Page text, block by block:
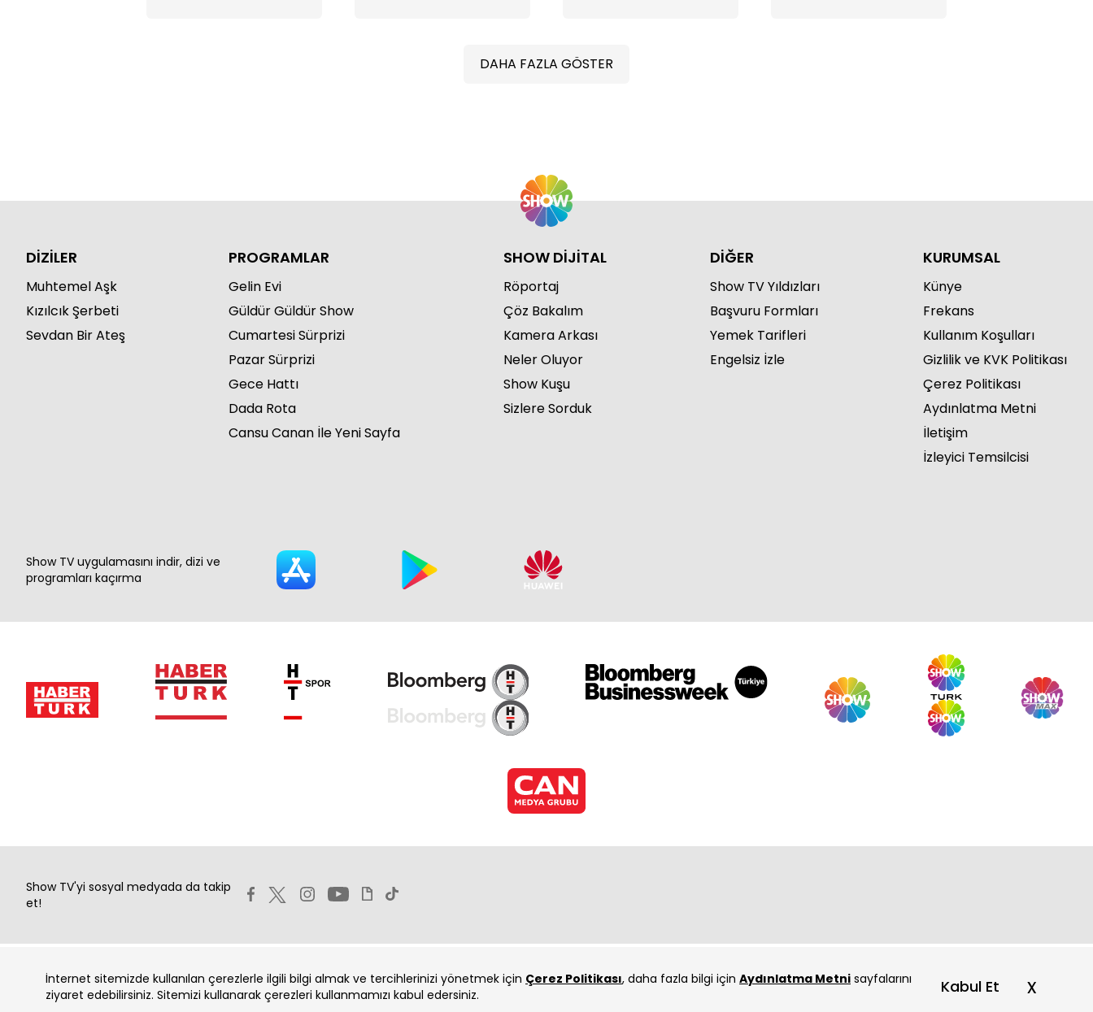
DAHA FAZLA GÖSTER
İnternet sitemizde kullanılan çerezlerle ilgili bilgi almak ve tercihlerinizi yönetmek için Çerez Politikası, daha fazla bilgi için Aydınlatma Metni sayfalarını
ziyaret edebilirsiniz. Sitemizi kullanarak çerezleri kullanmamızı kabul edersiniz.
Kabul Et x
DİZİLER
Muhtemel Aşk
Kızılcık Şerbeti
Sevdan Bir Ateş
PROGRAMLAR
Gelin Evi
Güldür Güldür Show
Cumartesi Sürprizi
Pazar Sürprizi
Gece Hattı
Dada Rota
Cansu Canan İle Yeni Sayfa
SHOW DİJİTAL
Röportaj
Çöz Bakalım
Kamera Arkası
Neler Oluyor
Show Kuşu
Sizlere Sorduk
DİĞER
Show TV Yıldızları
Başvuru Formları
Yemek Tarifleri
Engelsiz İzle
KURUMSAL
Künye
Frekans
Kullanım Koşulları
Gizlilik ve KVK Politikası
Çerez Politikası
Aydınlatma Metni
İletişim
İzleyici Temsilcisi
Show TV uygulamasını indir, dizi ve
programları kaçırma
Show TV'yi sosyal medyada da takip
et!
Copyright 2026 Show Televizyon Yayıncılık A.Ş.